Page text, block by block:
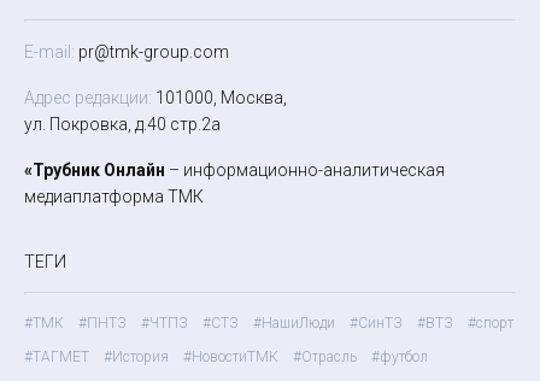
E-mail: pr@tmk-group.com
Адрес редакции: 101000, Москва,
ул. Покровка, д.40 стр.2а
«Трубник Онлайн – информационно-аналитическая
медиаплатформа ТМК
ТЕГИ
#ТМК #ПНТЗ #ЧТПЗ #СТЗ #НашиЛюди #СинТЗ #ВТЗ
#спорт
#ТАГМЕТ
#История #НовостиТМК #Отрасль #футбол